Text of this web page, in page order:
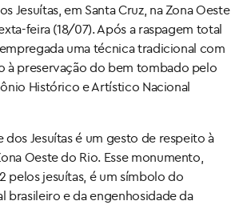
Jesuítas, em Santa Cruz, na Zona Oeste
feira (18/07). Após a raspagem total
uma técnica tradicional com
à preservação do bem tombado pelo
Histórico e Artístico Nacional
dos Jesuítas é um gesto de respeito à
Oeste do Rio. Esse monumento,
pelos jesuítas, é um símbolo do
brasileiro e da engenhosidade da